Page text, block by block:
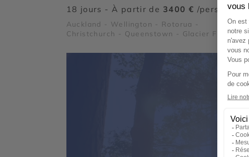
18 jours - À partir de 3400 € /pers
Auckland - Wellington - Rotorua -
Christchurch - Queenstown - Glacier Franz